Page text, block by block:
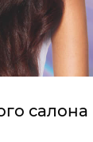
салона